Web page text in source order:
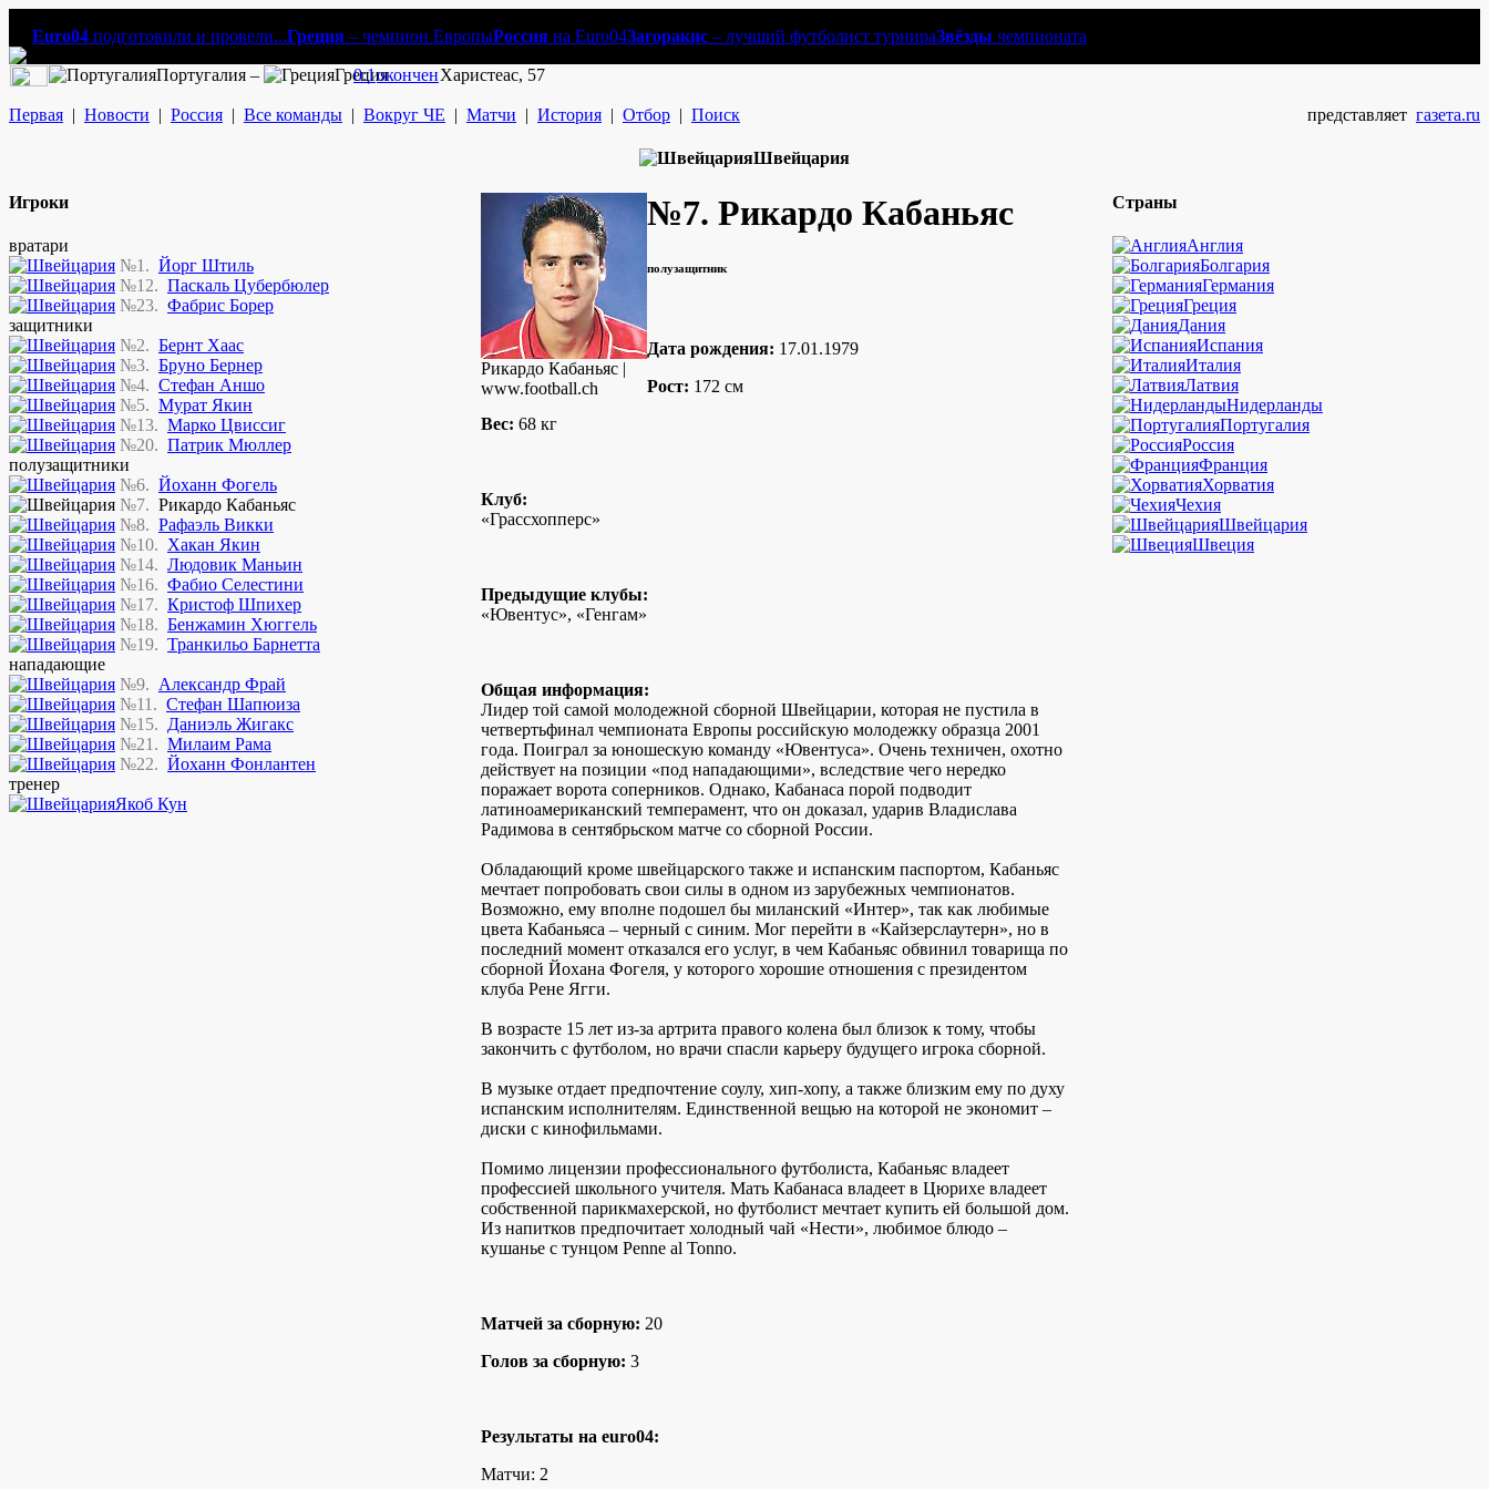
Euro04 подготовили и провели...Греция – чемпион ЕвропыРоссия на Euro04Загоракис – лучший футболист турнираЗвёзды чемпионата
Португалия – Греция
0:1оконченХаристеас, 57
Первая | Новости | Россия | Все команды | Вокруг ЧЕ | Матчи | История | Отбор | Поиск представляет газета.ru
Швейцария
Игроки
вратари
№1. Йорг Штиль
№12. Паскаль Цубербюлер
№23. Фабрис Борер
защитники
№2. Бернт Хаас
№3. Бруно Бернер
№4. Стефан Аншо
№5. Мурат Якин
№13. Марко Цвиссиг
№20. Патрик Мюллер
полузащитники
№6. Йоханн Фогель
№7. Рикардо Кабаньяс
№8. Рафаэль Викки
№10. Хакан Якин
№14. Людовик Маньин
№16. Фабио Селестини
№17. Кристоф Шпихер
№18. Бенжамин Хюггель
№19. Транкильо Барнетта
нападающие
№9. Александр Фрай
№11. Стефан Шапюиза
№15. Даниэль Жигакс
№21. Милаим Рама
№22. Йоханн Фонлантен
тренер
Якоб Кун
Рикардо Кабаньяс |
www.football.ch
№7. Рикардо Кабаньяс
полузащитник
Дата рождения: 17.01.1979
Рост: 172 см
Вес: 68 кг
Клуб:
«Грассхопперс»
Предыдущие клубы:
«Ювентус», «Генгам»
Общая информация:
Лидер той самой молодежной сборной Швейцарии, которая не пустила в
четвертьфинал чемпионата Европы российскую молодежку образца 2001
года. Поиграл за юношескую команду «Ювентуса». Очень техничен, охотно
действует на позиции «под нападающими», вследствие чего нередко
поражает ворота соперников. Однако, Кабанаса порой подводит
латиноамериканский темперамент, что он доказал, ударив Владислава
Радимова в сентябрьском матче со сборной России.
Обладающий кроме швейцарского также и испанским паспортом, Кабаньяс
мечтает попробовать свои силы в одном из зарубежных чемпионатов.
Возможно, ему вполне подошел бы миланский «Интер», так как любимые
цвета Кабаньяса – черный с синим. Мог перейти в «Кайзерслаутерн», но в
последний момент отказался его услуг, в чем Кабаньяс обвинил товарища по
сборной Йохана Фогеля, у которого хорошие отношения с президентом
клуба Рене Ягги.
В возрасте 15 лет из-за артрита правого колена был близок к тому, чтобы
закончить с футболом, но врачи спасли карьеру будущего игрока сборной.
В музыке отдает предпочтение соулу, хип-хопу, а также близким ему по духу
испанским исполнителям. Единственной вещью на которой не экономит –
диски с кинофильмами.
Помимо лицензии профессионального футболиста, Кабаньяс владеет
профессией школьного учителя. Мать Кабанаса владеет в Цюрихе владеет
собственной парикмахерской, но футболист мечтает купить ей большой дом.
Из напитков предпочитает холодный чай «Нести», любимое блюдо –
кушанье с тунцом Penne al Tonno.
Матчей за сборную: 20
Голов за сборную: 3
Результаты на euro04:
Матчи: 2
Страны
Англия
Болгария
Германия
Греция
Дания
Испания
Италия
Латвия
Нидерланды
Португалия
Россия
Франция
Хорватия
Чехия
Швейцария
Швеция